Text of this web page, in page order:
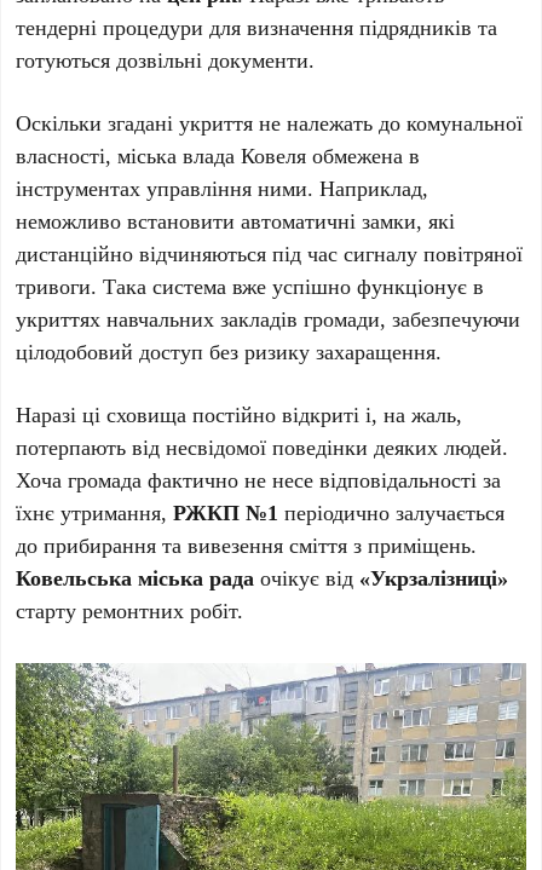
тендерні процедури для визначення підрядників та
готуються дозвільні документи.
Оскільки згадані укриття не належать до комунальної
власності, міська влада Ковеля обмежена в
інструментах управління ними. Наприклад,
неможливо встановити автоматичні замки, які
дистанційно відчиняються під час сигналу повітряної
тривоги. Така система вже успішно функціонує в
укриттях навчальних закладів громади, забезпечуючи
цілодобовий доступ без ризику захаращення.
Наразі ці сховища постійно відкриті і, на жаль,
потерпають від несвідомої поведінки деяких людей.
Хоча громада фактично не несе відповідальності за
їхнє утримання,РЖКП №1 періодично залучається
до прибирання та вивезення сміття з приміщень.
Ковельська міська рада очікує від «Укрзалізниці»
старту ремонтних робіт.